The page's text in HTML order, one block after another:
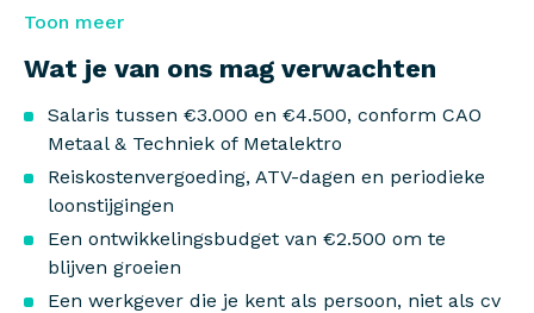
nauwkeurig af met verschillende afdelingen en
KPI-rapportages op, beheert projectdossiers en
probleem worden.
Toon meer
Wat je van ons mag verwachten
Salaris tussen €3.000 en €4.500, conform CAO
Metaal & Techniek of Metalektro
Reiskostenvergoeding, ATV-dagen en periodieke
loonstijgingen
Een ontwikkelingsbudget van €2.500 om te
blijven groeien
Een werkgever die je kent als persoon, niet als cv